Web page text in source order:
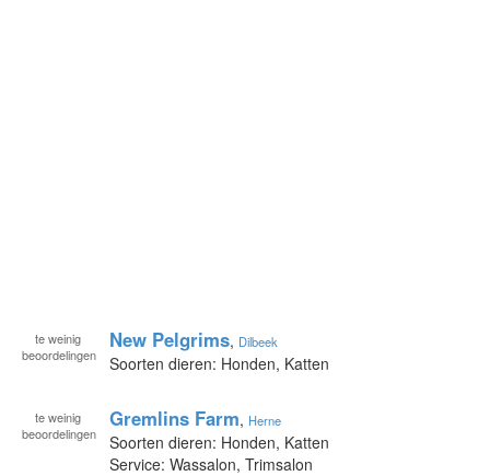
te weinig
beoordelingen
New Pelgrims, Dilbeek
Soorten dieren: Honden, Katten
te weinig
beoordelingen
Gremlins Farm, Herne
Soorten dieren: Honden, Katten
Service: Wassalon, Trimsalon